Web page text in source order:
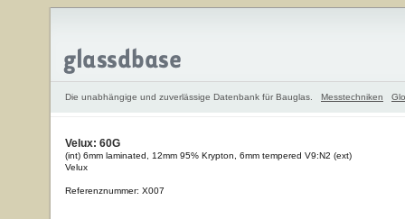
Die unabhängige und zuverlässige Datenbank für Bauglas. Messtechniken
Velux: 60G
(int) 6mm laminated, 12mm 95% Krypton, 6mm tempered V9:N2 (ext)
Velux
Referenznummer: X007